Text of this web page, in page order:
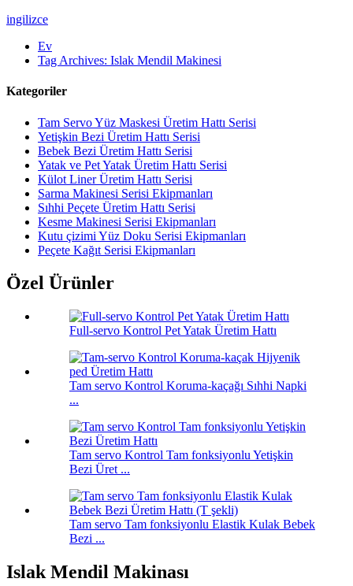
ingilizce
Ev
Tag Archives: Islak Mendil Makinesi
Kategoriler
Tam Servo Yüz Maskesi Üretim Hattı Serisi
Yetişkin Bezi Üretim Hattı Serisi
Bebek Bezi Üretim Hattı Serisi
Yatak ve Pet Yatak Üretim Hattı Serisi
Külot Liner Üretim Hattı Serisi
Sarma Makinesi Serisi Ekipmanları
Sıhhi Peçete Üretim Hattı Serisi
Kesme Makinesi Serisi Ekipmanları
Kutu çizimi Yüz Doku Serisi Ekipmanları
Peçete Kağıt Serisi Ekipmanları
Özel Ürünler
Full-servo Kontrol Pet Yatak Üretim Hattı
Tam servo Kontrol Koruma-kaçağı Sıhhi Napki
...
Tam servo Kontrol Tam fonksiyonlu Yetişkin
Bezi Üret ...
Tam servo Tam fonksiyonlu Elastik Kulak Bebek
Bezi ...
Islak Mendil Makinası